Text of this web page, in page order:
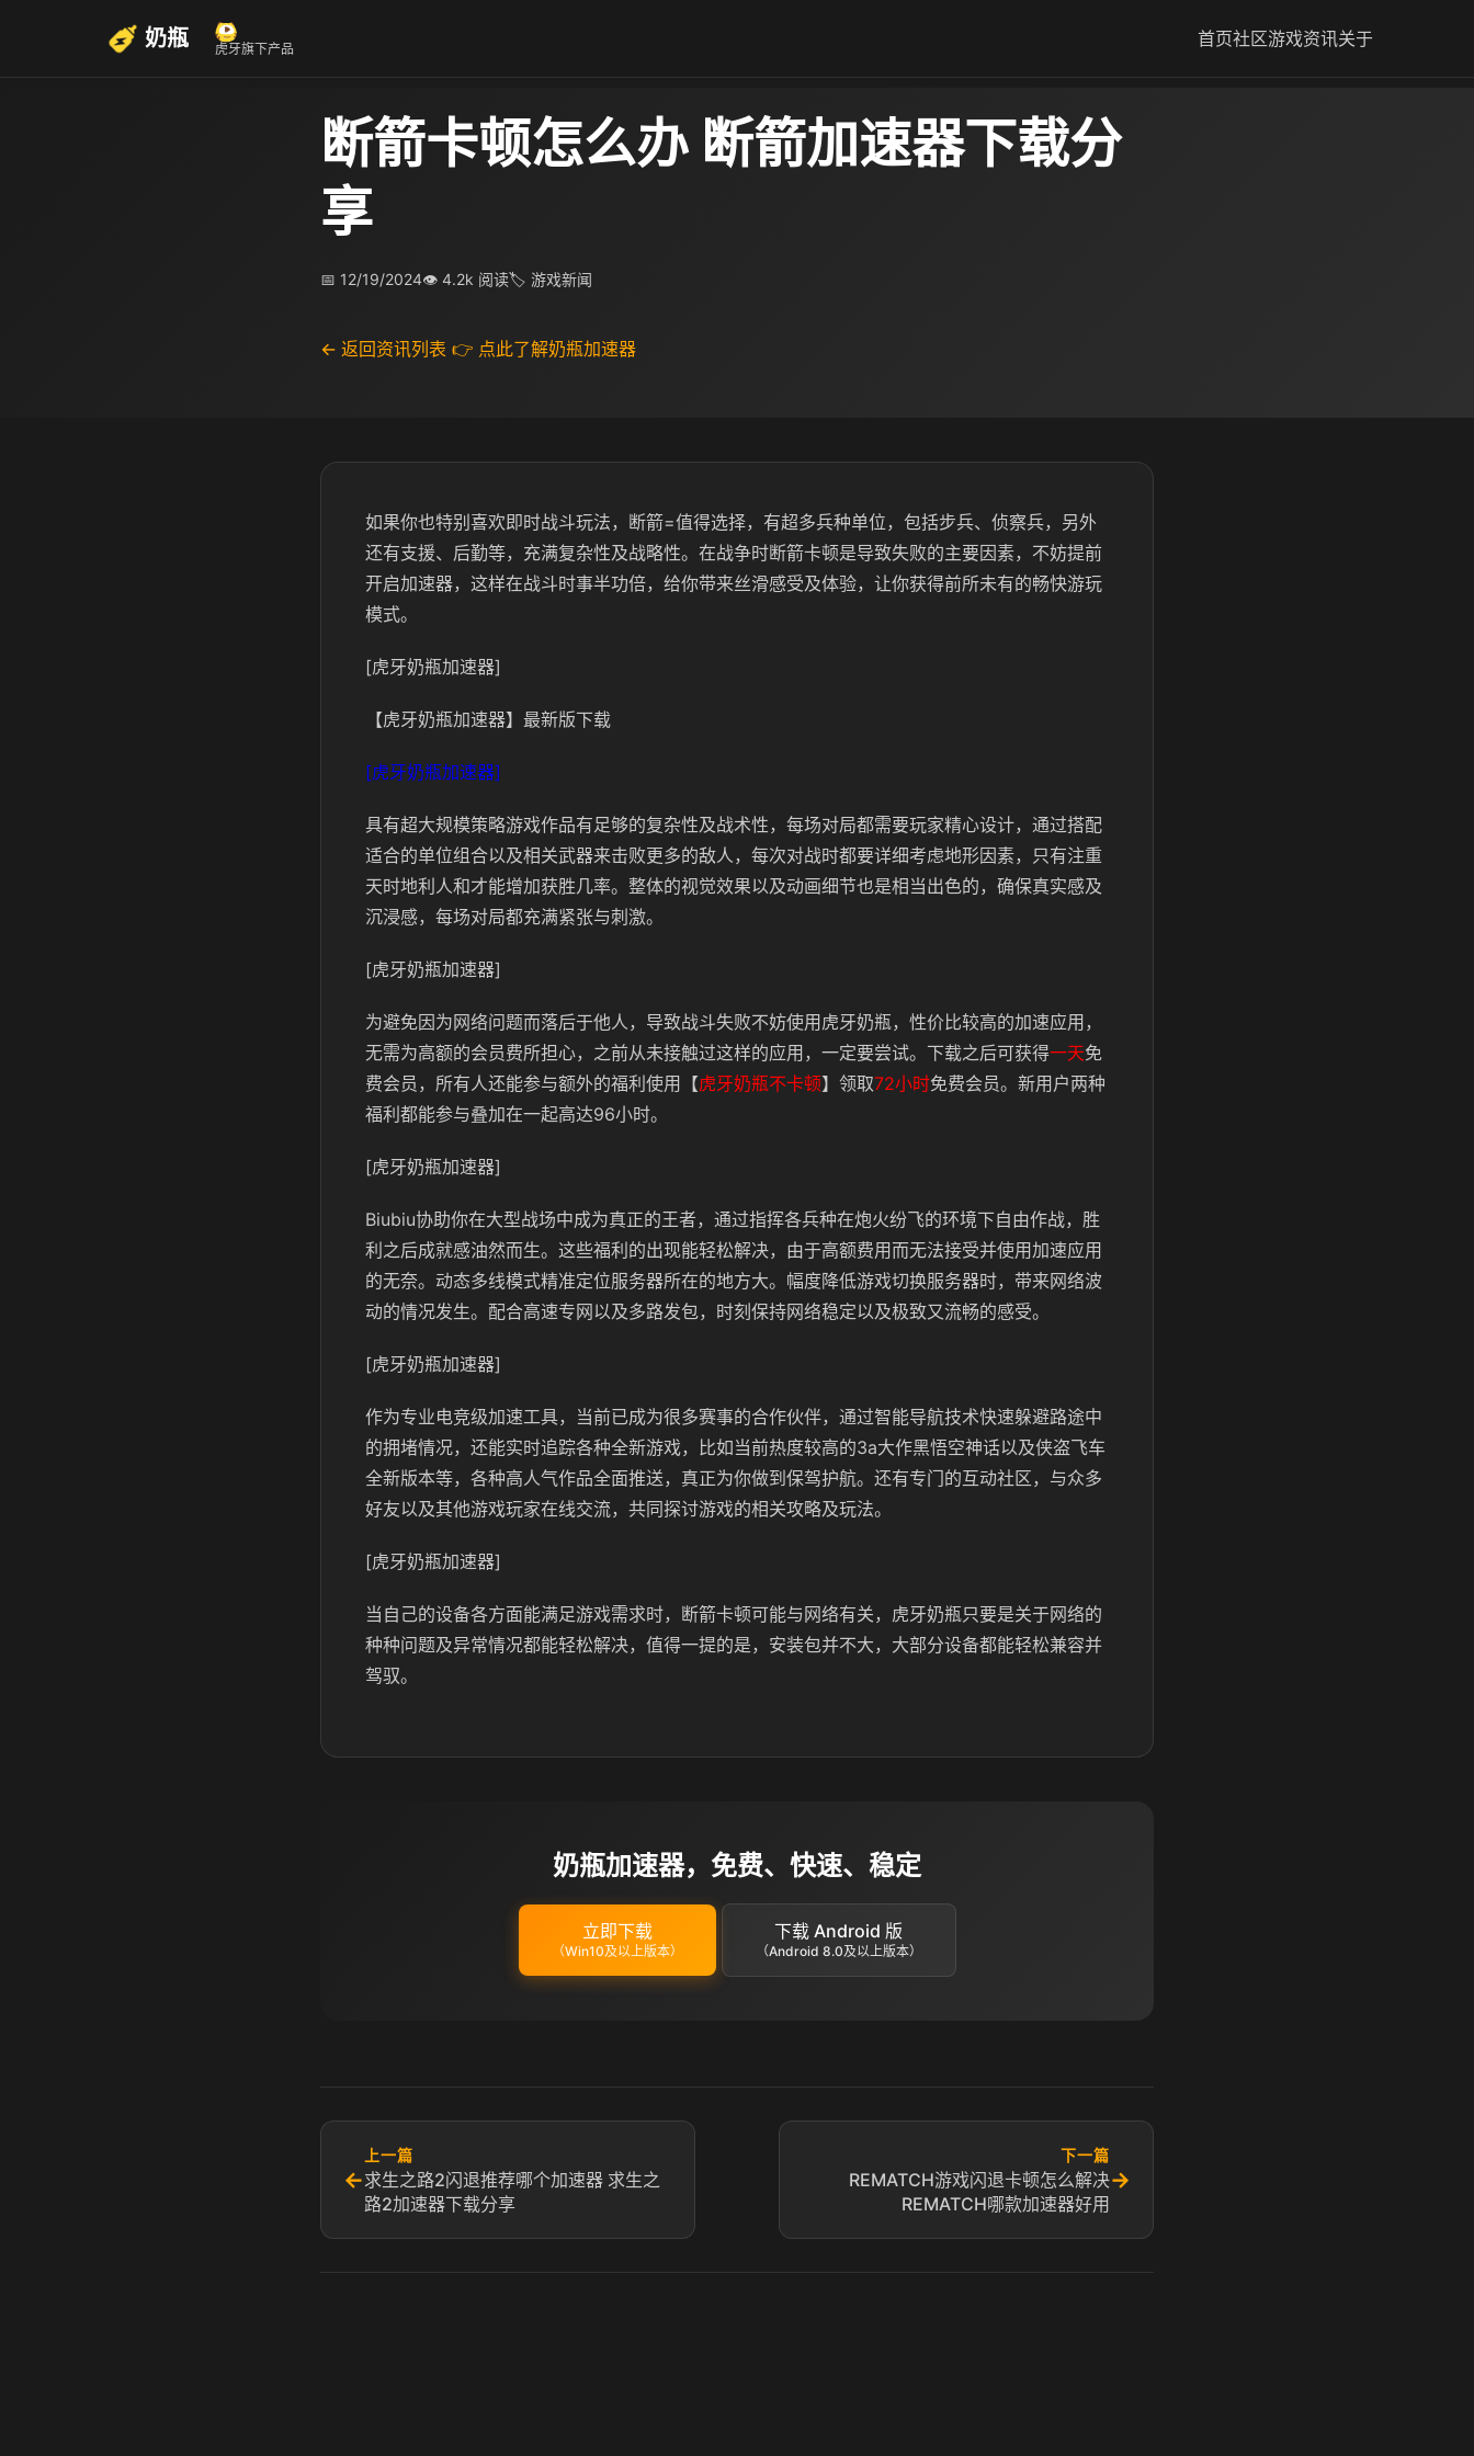
奶瓶 虎牙旗下产品 首页社区游戏资讯关于
断箭卡顿怎么办 断箭加速器下载分
享
📅 12/19/2024👁 4.2k 阅读🏷 游戏新闻
← 返回资讯列表 👉 点此了解奶瓶加速器
如果你也特别喜欢即时战斗玩法，断箭=值得选择，有超多兵种单位，包括步兵、侦察兵，另外
还有支援、后勤等，充满复杂性及战略性。在战争时断箭卡顿是导致失败的主要因素，不妨提前
开启加速器，这样在战斗时事半功倍，给你带来丝滑感受及体验，让你获得前所未有的畅快游玩
模式。
[虎牙奶瓶加速器]
【虎牙奶瓶加速器】最新版下载
[虎牙奶瓶加速器]
具有超大规模策略游戏作品有足够的复杂性及战术性，每场对局都需要玩家精心设计，通过搭配
适合的单位组合以及相关武器来击败更多的敌人，每次对战时都要详细考虑地形因素，只有注重
天时地利人和才能增加获胜几率。整体的视觉效果以及动画细节也是相当出色的，确保真实感及
沉浸感，每场对局都充满紧张与刺激。
[虎牙奶瓶加速器]
为避免因为网络问题而落后于他人，导致战斗失败不妨使用虎牙奶瓶，性价比较高的加速应用，
无需为高额的会员费所担心，之前从未接触过这样的应用，一定要尝试。下载之后可获得一天免
费会员，所有人还能参与额外的福利使用【虎牙奶瓶不卡顿】领取72小时免费会员。新用户两种
福利都能参与叠加在一起高达96小时。
[虎牙奶瓶加速器]
Biubiu协助你在大型战场中成为真正的王者，通过指挥各兵种在炮火纷飞的环境下自由作战，胜
利之后成就感油然而生。这些福利的出现能轻松解决，由于高额费用而无法接受并使用加速应用
的无奈。动态多线模式精准定位服务器所在的地方大。幅度降低游戏切换服务器时，带来网络波
动的情况发生。配合高速专网以及多路发包，时刻保持网络稳定以及极致又流畅的感受。
[虎牙奶瓶加速器]
作为专业电竞级加速工具，当前已成为很多赛事的合作伙伴，通过智能导航技术快速躲避路途中
的拥堵情况，还能实时追踪各种全新游戏，比如当前热度较高的3a大作黑悟空神话以及侠盗飞车
全新版本等，各种高人气作品全面推送，真正为你做到保驾护航。还有专门的互动社区，与众多
好友以及其他游戏玩家在线交流，共同探讨游戏的相关攻略及玩法。
[虎牙奶瓶加速器]
当自己的设备各方面能满足游戏需求时，断箭卡顿可能与网络有关，虎牙奶瓶只要是关于网络的
种种问题及异常情况都能轻松解决，值得一提的是，安装包并不大，大部分设备都能轻松兼容并
驾驭。
奶瓶加速器，免费、快速、稳定
立即下载
（Win10及以上版本）
下载 Android 版
（Android 8.0及以上版本）
←
上一篇
求生之路2闪退推荐哪个加速器 求生之
路2加速器下载分享
下一篇
REMATCH游戏闪退卡顿怎么解决
REMATCH哪款加速器好用
→